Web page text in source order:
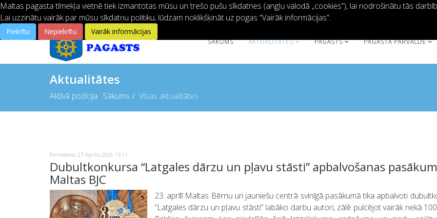
SĀKUMS AKTUALITĀTES PAGASTS PAGASTA PĀRVALDE
Aktualitātes
Aktīvā pozīcija: Sākums Visas aktualitātes
Pirmdiena, 27 Aprīlis 2026 15:11
Dubultkonkursa “Latgales dārzu un pļavu stāsti” apbalvošanas
Maltas BJC
23. aprīlī Maltas Bērnu un jauniešu centrā svinīgā pasākumā tika apbalvoti
“Latgales dārzu un pļavu stāsti” labāko darbu autori, zālē pulcējot vairāk nekā
Maltas pagasta tīmekļa vietnē tiek izmantotas mūsu un trešo pušu sīkdatnes (angļu valodā „cookies”), lai nodrošinātu tās
Lai uzzinātu vairāk par mūsu sīkdatņu politiku, lūdzam noklikšķināt uz pogas “Vairāk informācijas”.
Piekrītu Nepiekrītu Vairāk informācijas